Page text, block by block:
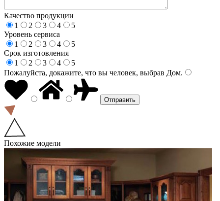
Качество продукции
1
2 3 4
5
Уровень сервиса
1
2 3 4
5
Срок изготовления
1
2 3 4
5
Пожалуйста, докажите, что вы человек, выбрав Дом.
Похожие модели